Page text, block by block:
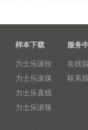
样本下载
力士乐滚柱
力士乐滚珠
力士乐直线
力士乐滚珠
服务
在线
联系